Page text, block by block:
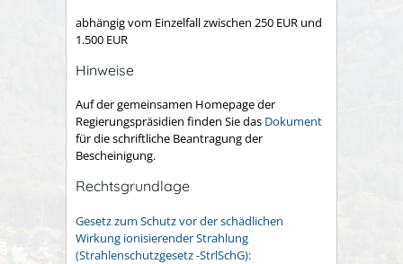
abhängig vom Einzelfall zwischen 250 EUR und
1.500 EUR
Hinweise
Auf der gemeinsamen Homepage der
Regierungspräsidien finden Sie das Dokument
für die schriftliche Beantragung der
Bescheinigung.
Rechtsgrundlage
Gesetz zum Schutz vor der schädlichen
Wirkung ionisierender Strahlung
(Strahlenschutzgesetz -StrlSchG):